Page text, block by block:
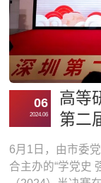
06
2024.06
高等
第二
6月1日，由市委
合主办的“学党史